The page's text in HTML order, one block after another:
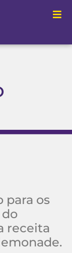
para os
do
receita